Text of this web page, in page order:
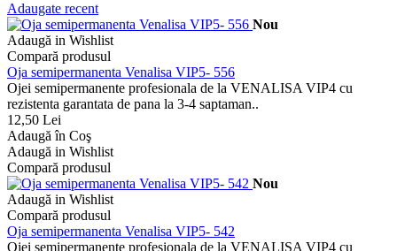
Adaugate recent
Nou
Adaugă in Wishlist
Compară produsul
Oja semipermanenta Venalisa VIP5- 556
Ojei semipermanente profesionala de la VENALISA VIP4 cu
rezistenta garantata de pana la 3-4 saptaman..
12,50 Lei
Adaugă în Coş
Adaugă in Wishlist
Compară produsul
Nou
Adaugă in Wishlist
Compară produsul
Oja semipermanenta Venalisa VIP5- 542
Ojei semipermanente profesionala de la VENALISA VIP4 cu